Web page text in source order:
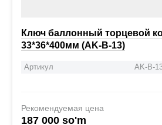
Ключ баллонный торцевой
33*36*400мм (AK-B-13)
Артикул AK-B-
Рекомендуемая цена
187 000 so'm